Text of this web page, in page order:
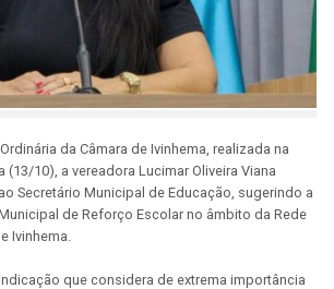
da Câmara de Ivinhema, realizada na
10), a vereadora Lucimar Oliveira Viana
Secretário Municipal de Educação, sugerindo a
de Reforço Escolar no âmbito da Rede
Ivinhema.
que considera de extrema importância